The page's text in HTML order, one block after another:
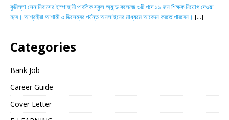
কুমিল্লা সেনানিবাসের ইস্পাহানী পাবলিক স্কুল অ্যান্ড কলেজে ৩টি পদে ১১ জন শিক্ষক নিয়োগ দেওয়া
হবে। আগ্রহীরা আগামী ৩ ডিসেম্বর পর্যন্ত অনলাইনের মাধ্যমে আবেদন করতে পারবেন। [...]
Categories
Bank Job
Career Guide
Cover Letter